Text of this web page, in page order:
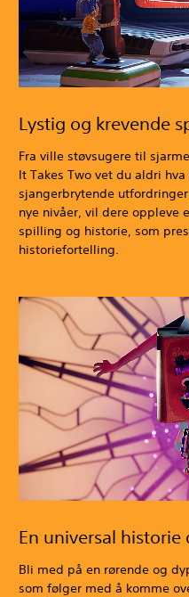
Lystig og krevende
Fra ville støvsugere til
It Takes Two vet du aldri
sjangerbrytende
nye nivåer, vil dere oppleve
spilling og historie, som
historiefortelling.
En universal historie
Bli med på en rørende og
som følger med å komme